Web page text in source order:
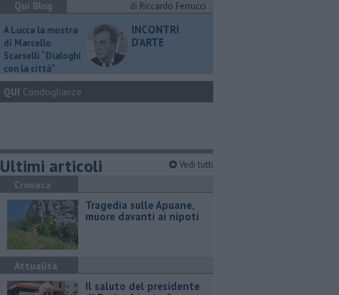
Qui Blog
di Riccardo Ferrucci
A Lucca la mostra
di Marcello
Scarselli “Dialoghi
con la città"
INCONTRI
D'ARTE
QUI Condoglianze
Ultimi articoli Vedi tutti
Cronaca
Tragedia sulle Apuane,
muore davanti ai nipoti
Attualità
Il saluto del presidente